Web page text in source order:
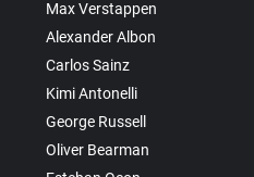
Max Verstappen
Alexander Albon
Carlos Sainz
Kimi Antonelli
George Russell
Oliver Bearman